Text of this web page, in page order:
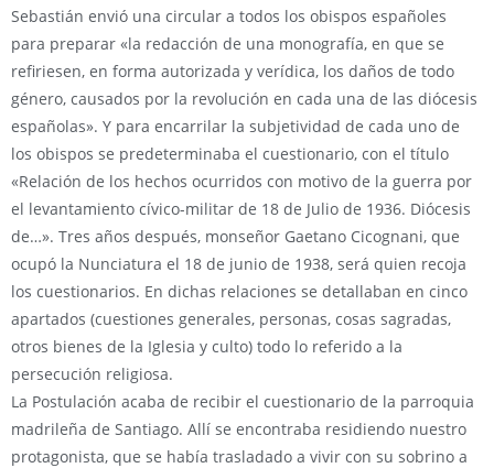
Sebastián envió una circular a todos los obispos españoles
para preparar «la redacción de una monografía, en que se
refiriesen, en forma autorizada y verídica, los daños de todo
género, causados por la revolución en cada una de las diócesis
españolas». Y para encarrilar la subjetividad de cada uno de
los obispos se predeterminaba el cuestionario, con el título
«Relación de los hechos ocurridos con motivo de la guerra por
el levantamiento cívico-militar de 18 de Julio de 1936. Diócesis
de…». Tres años después, monseñor Gaetano Cicognani, que
ocupó la Nunciatura el 18 de junio de 1938, será quien recoja
los cuestionarios. En dichas relaciones se detallaban en cinco
apartados (cuestiones generales, personas, cosas sagradas,
otros bienes de la Iglesia y culto) todo lo referido a la
persecución religiosa.
La Postulación acaba de recibir el cuestionario de la parroquia
madrileña de Santiago. Allí se encontraba residiendo nuestro
protagonista, que se había trasladado a vivir con su sobrino a